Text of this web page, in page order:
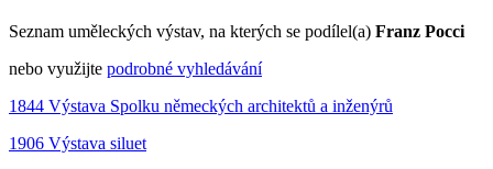
Seznam uměleckých výstav, na kterých se podílel(a) Franz Pocci
nebo využijte podrobné vyhledávání
1844 Výstava Spolku německých architektů a inženýrů
1906 Výstava siluet